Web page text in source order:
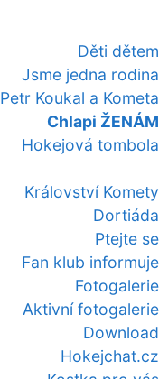
Děti dětem
Jsme jedna rodina
Petr Koukal a Kometa
Chlapi ŽENÁM
Hokejová tombola
Království Komety
Dortiáda
Ptejte se
Fan klub informuje
Fotogalerie
Aktivní fotogalerie
Download
Hokejchat.cz